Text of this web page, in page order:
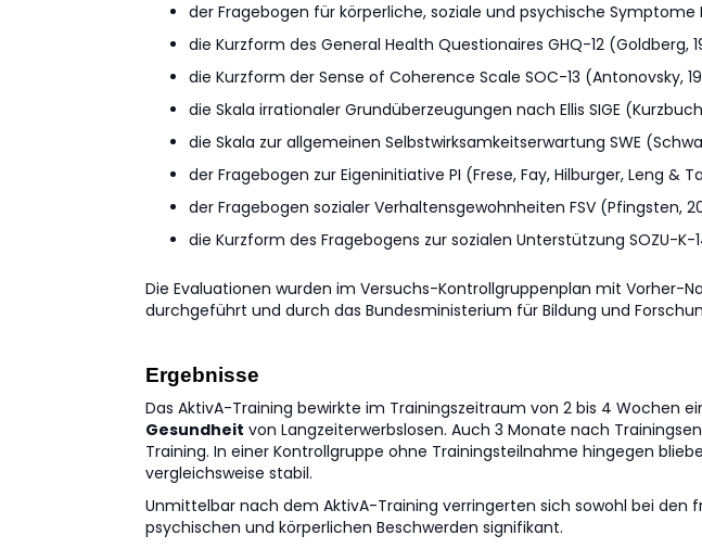
der Fragebogen für körperliche, soziale und psychische Symptome
die Kurzform des General Health Questionaires GHQ-12 (Goldberg,
die Kurzform der Sense of Coherence Scale SOC-13 (Antonovsky,
die Skala irrationaler Grundüberzeugungen nach Ellis SIGE
die Skala zur allgemeinen Selbstwirksamkeitserwartung SWE
der Fragebogen zur Eigeninitiative PI (Frese, Fay, Hilburger, Leng &
der Fragebogen sozialer Verhaltensgewohnheiten FSV (Pfingsten,
die Kurzform des Fragebogens zur sozialen Unterstützung SOZU-
Die Evaluationen wurden im Versuchs-Kontrollgruppenplan mit Vorher-
durchgeführt und durch das Bundesministerium für Bildung und
Ergebnisse
Das AktivA-Training bewirkte im Trainingszeitraum von 2 bis 4 Wochen
Gesundheit von Langzeiterwerbslosen. Auch 3 Monate nach
Training. In einer Kontrollgruppe ohne Trainingsteilnahme hingegen
vergleichsweise stabil.
Unmittelbar nach dem AktivA-Training verringerten sich sowohl bei
psychischen und körperlichen Beschwerden signifikant.